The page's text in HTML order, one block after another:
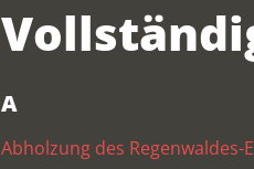
A
Abholzung des